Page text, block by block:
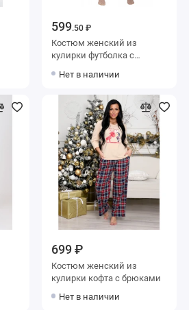
599.50 ₽
Костюм женский из
кулирки футболка с
Животные
Нет в наличии
699 ₽
Костюм женский из
кулирки кофта с брюками
Нет в наличии